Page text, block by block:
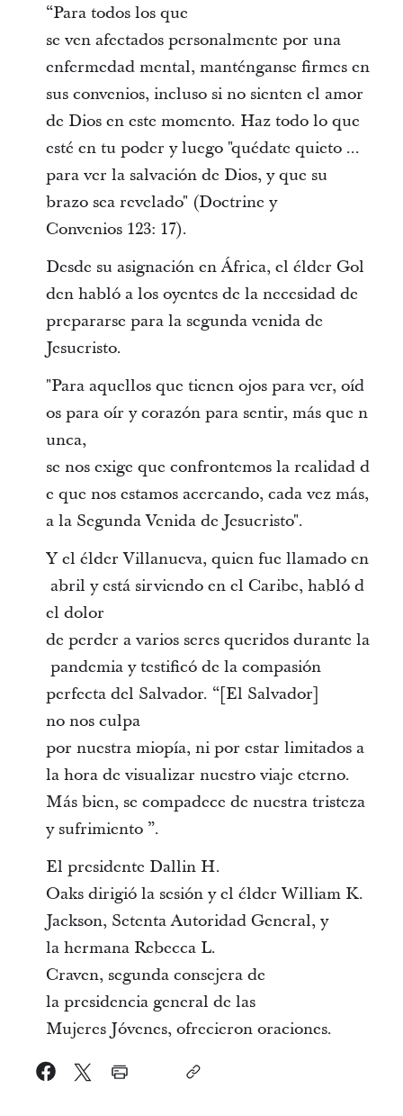
“Para todos los que
se ven afectados personalmente por una
enfermedad mental, manténganse firmes en
sus convenios, incluso si no sienten el amor
de Dios en este momento. Haz todo lo que
esté en tu poder y luego "quédate quieto ...
para ver la salvación de Dios, y que su
brazo sea revelado" (Doctrine y
Convenios 123: 17).
Desde su asignación en África, el élder Gol
den habló a los oyentes de la necesidad de
prepararse para la segunda venida de
Jesucristo.
"Para aquellos que tienen ojos para ver, oíd
os para oír y corazón para sentir, más que n
unca,
se nos exige que confrontemos la realidad d
e que nos estamos acercando, cada vez más,
a la Segunda Venida de Jesucristo".
Y el élder Villanueva, quien fue llamado en
abril y está sirviendo en el Caribe, habló d
el dolor
de perder a varios seres queridos durante la
pandemia y testificó de la compasión
perfecta del Salvador. “[El Salvador]
no nos culpa
por nuestra miopía, ni por estar limitados a
la hora de visualizar nuestro viaje eterno.
Más bien, se compadece de nuestra tristeza
y sufrimiento ”.
El presidente Dallin H.
Oaks dirigió la sesión y el élder William K.
Jackson, Setenta Autoridad General, y
la hermana Rebecca L.
Craven, segunda consejera de
la presidencia general de las
Mujeres Jóvenes, ofrecieron oraciones.